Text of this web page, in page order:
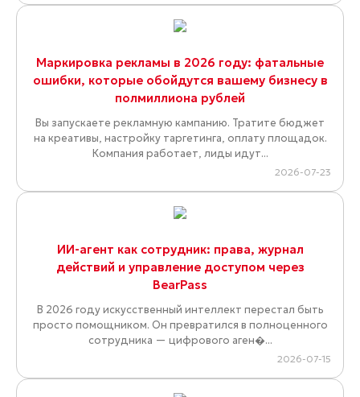
Маркировка рекламы в 2026 году: фатальные
ошибки, которые обойдутся вашему бизнесу в
полмиллиона рублей
Вы запускаете рекламную кампанию. Тратите бюджет
на креативы, настройку таргетинга, оплату площадок.
Компания работает, лиды идут...
2026-07-23
ИИ-агент как сотрудник: права, журнал
действий и управление доступом через
BearPass
В 2026 году искусственный интеллект перестал быть
просто помощником. Он превратился в полноценного
сотрудника — цифрового аген�...
2026-07-15